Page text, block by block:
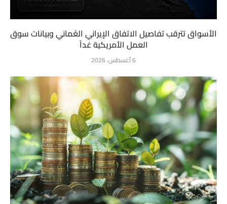
الأسواق تترقب تفاصيل الاتفاق الإيراني العُماني وبيانات سوق
العمل الأمريكية غداً
6 أغسطس، 2026